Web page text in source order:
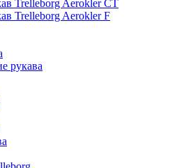
Trelleborg Aerokler CT
Trelleborg Aerokler F
рукава